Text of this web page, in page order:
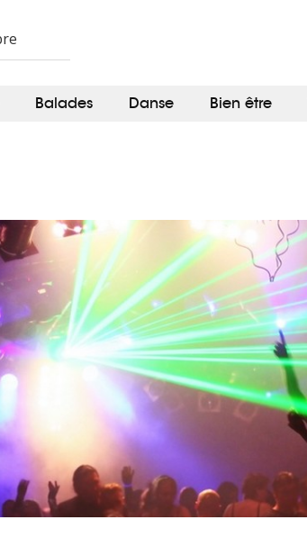
Balades Danse Bien être